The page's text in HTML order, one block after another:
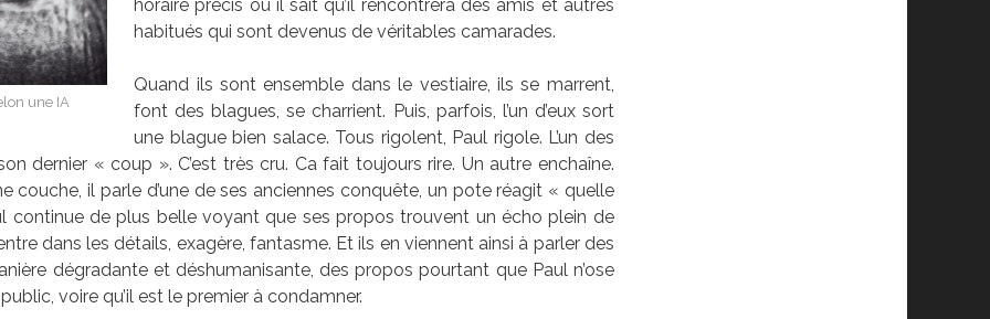
une IA
horaire précis où il sait qu’il rencontrera des amis et autres
habitués qui sont devenus de véritables camarades.
Quand ils sont ensemble dans le vestiaire, ils se marrent,
font des blagues, se charrient. Puis, parfois, l’un d’eux sort
une blague bien salace. Tous rigolent, Paul rigole. L’un des
dernier « coup ». C’est très cru. Ca fait toujours rire. Un autre enchaîne.
couche, il parle d’une de ses anciennes conquête, un pote réagit « quelle
continue de plus belle voyant que ses propos trouvent un écho plein de
dans les détails, exagère, fantasme. Et ils en viennent ainsi à parler des
dégradante et déshumanisante, des propos pourtant que Paul n’ose
voire qu’il est le premier à condamner.